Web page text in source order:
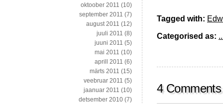
Tagged with:
Categorised as:
4 Comments
oktoober 2011 (10)
september 2011 (7)
august 2011 (12)
juuli 2011 (8)
juuni 2011 (5)
mai 2011 (10)
aprill 2011 (6)
märts 2011 (15)
veebruar 2011 (5)
jaanuar 2011 (10)
detsember 2010 (7)